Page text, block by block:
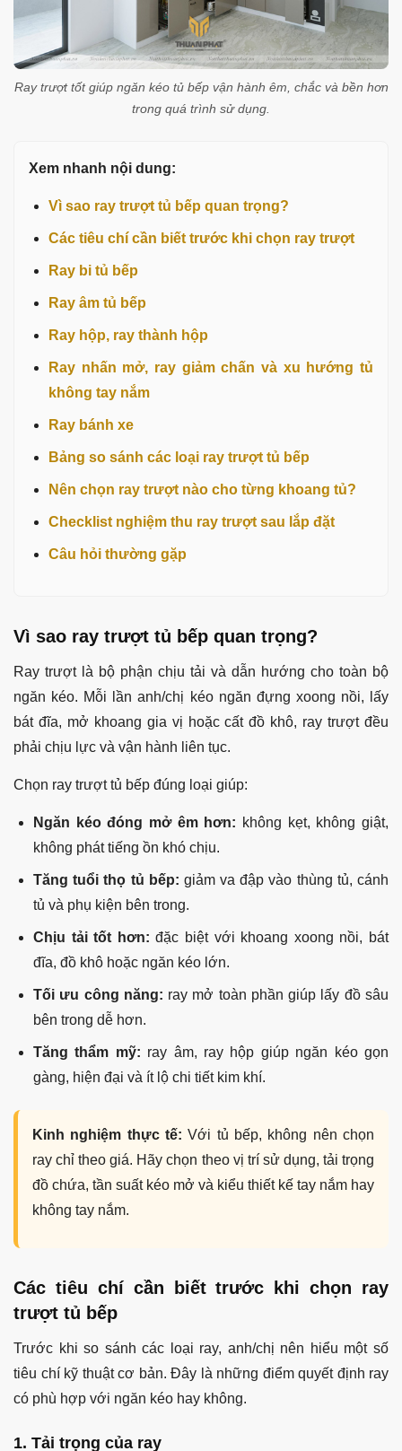
Ray trượt tốt giúp ngăn kéo tủ bếp vận hành êm, chắc và bền hơn
trong quá trình sử dụng.
Xem nhanh nội dung:
Vì sao ray trượt tủ bếp quan trọng?
Các tiêu chí cần biết trước khi chọn ray trượt
Ray bi tủ bếp
Ray âm tủ bếp
Ray hộp, ray thành hộp
Ray nhấn mở, ray giảm chấn và xu hướng tủ
không tay nắm
Ray bánh xe
Bảng so sánh các loại ray trượt tủ bếp
Nên chọn ray trượt nào cho từng khoang tủ?
Checklist nghiệm thu ray trượt sau lắp đặt
Câu hỏi thường gặp
Vì sao ray trượt tủ bếp quan trọng?
Ray trượt là bộ phận chịu tải và dẫn hướng cho toàn bộ
ngăn kéo. Mỗi lần anh/chị kéo ngăn đựng xoong nồi, lấy
bát đĩa, mở khoang gia vị hoặc cất đồ khô, ray trượt đều
phải chịu lực và vận hành liên tục.
Chọn ray trượt tủ bếp đúng loại giúp:
Ngăn kéo đóng mở êm hơn: không kẹt, không giật,
không phát tiếng ồn khó chịu.
Tăng tuổi thọ tủ bếp: giảm va đập vào thùng tủ, cánh
tủ và phụ kiện bên trong.
Chịu tải tốt hơn: đặc biệt với khoang xoong nồi, bát
đĩa, đồ khô hoặc ngăn kéo lớn.
Tối ưu công năng: ray mở toàn phần giúp lấy đồ sâu
bên trong dễ hơn.
Tăng thẩm mỹ: ray âm, ray hộp giúp ngăn kéo gọn
gàng, hiện đại và ít lộ chi tiết kim khí.
Kinh nghiệm thực tế: Với tủ bếp, không nên chọn
ray chỉ theo giá. Hãy chọn theo vị trí sử dụng, tải trọng
đồ chứa, tần suất kéo mở và kiểu thiết kế tay nắm hay
không tay nắm.
Các tiêu chí cần biết trước khi chọn ray
trượt tủ bếp
Trước khi so sánh các loại ray, anh/chị nên hiểu một số
tiêu chí kỹ thuật cơ bản. Đây là những điểm quyết định ray
có phù hợp với ngăn kéo hay không.
1. Tải trọng của ray